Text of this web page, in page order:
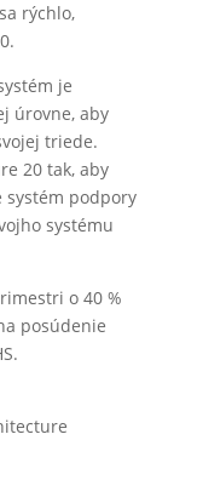
rýchlo,
je
úrovne, aby
triede.
20 tak, aby
systém podpory
systému
o 40 %
posúdenie